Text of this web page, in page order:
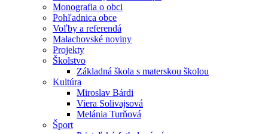
Monografia o obci
Pohľadnica obce
Voľby a referendá
Malachovské noviny
Projekty
Školstvo
Základná škola s materskou školou
Kultúra
Miroslav Bárdi
Viera Solivajsová
Melánia Turňová
Šport